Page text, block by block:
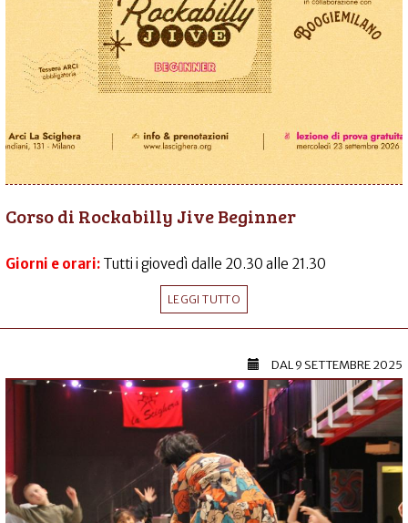
Corso di Rockabilly Jive Beginner
Giorni e orari: Tutti i giovedì dalle 20.30 alle 21.30
LEGGI TUTTO
DAL9 SETTEMBRE 2025